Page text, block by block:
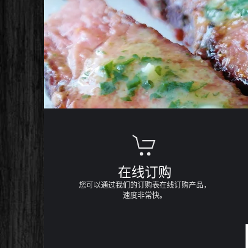
在线订购
您可以通过我们的订购表在线订购产品，
速度非常快。